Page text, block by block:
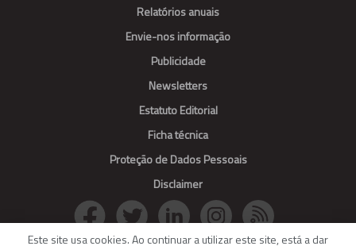
Relatórios anuais
Envie-nos informação
Publicidade
Newsletters
Estatuto Editorial
Ficha técnica
Proteção de Dados Pessoais
Disclaimer
Este site usa cookies. Ao continuar a utilizar este site, está a dar